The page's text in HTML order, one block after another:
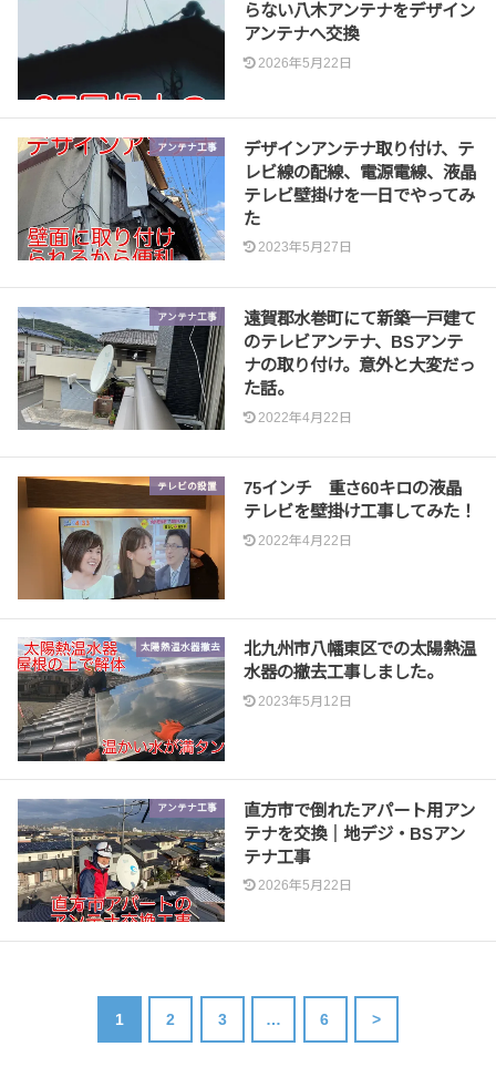
らない八木アンテナをデザイン
アンテナへ交換
2026年5月22日
アンテナ工事
デザインアンテナ取り付け、テ
レビ線の配線、電源電線、液晶
テレビ壁掛けを一日でやってみ
た
2023年5月27日
アンテナ工事
遠賀郡水巻町にて新築一戸建て
のテレビアンテナ、BSアンテ
ナの取り付け。意外と大変だっ
た話。
2022年4月22日
テレビの設置
75インチ 重さ60キロの液晶
テレビを壁掛け工事してみた！
2022年4月22日
太陽熱温水器撤去
北九州市八幡東区での太陽熱温
水器の撤去工事しました。
2023年5月12日
アンテナ工事
直方市で倒れたアパート用アン
テナを交換｜地デジ・BSアン
テナ工事
2026年5月22日
1 2 3 … 6 >